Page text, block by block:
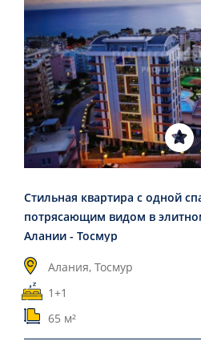
Стильная квартира с одной
потрясающим видом в
Алании - Тосмур
Алания, Тосмур
1+1
65 м²